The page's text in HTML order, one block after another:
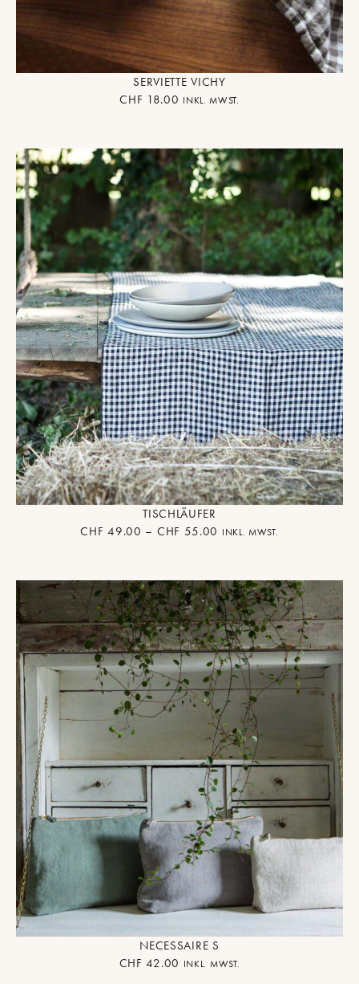
SERVIETTE VICHY
CHF 18.00 INKL. MWST.
TISCHLÄUFER
CHF 49.00 – CHF 55.00 INKL. MWST.
NECESSAIRE S
CHF 42.00 INKL. MWST.